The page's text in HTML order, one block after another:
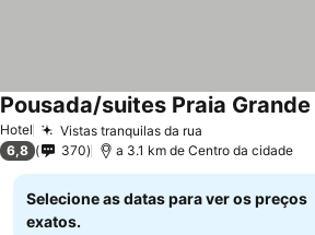
Hotel Vistas tranquilas da rua
Pousada/suites Praia Grande
6,8 370 a 3.1 km de Centro da cidade
Selecione as datas para ver os preços
exatos.